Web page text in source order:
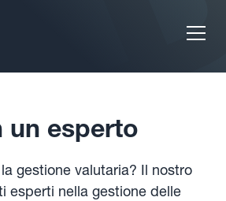
un esperto
gestione valutaria? Il nostro
esperti nella gestione delle